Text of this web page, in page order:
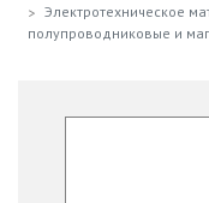
Электротехническое
полупроводниковые и